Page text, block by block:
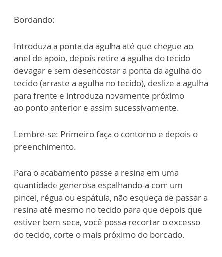
Bordando:
Introduza a ponta da agulha até que chegue ao
anel de apoio, depois retire a agulha do tecido
devagar e sem desencostar a ponta da agulha do
tecido (arraste a agulha no tecido), deslize a agulha
para frente e introduza novamente próximo
ao ponto anterior e assim sucessivamente.
Lembre-se: Primeiro faça o contorno e depois o
preenchimento.
Para o acabamento passe a resina em uma
quantidade generosa espalhando-a com um
pincel, régua ou espátula, não esqueça de passar a
resina até mesmo notecido para que depois que
estiver bem seca, você possa recortar o excesso
do tecido, corte o mais próximo do bordado.